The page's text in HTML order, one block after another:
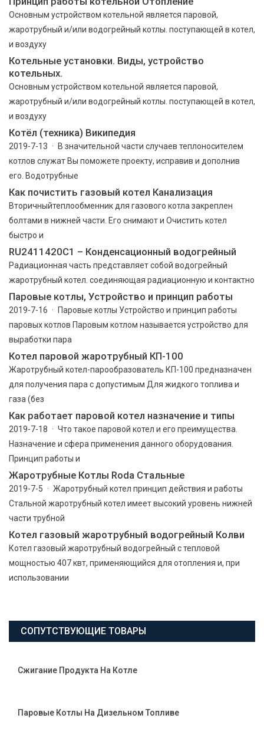
Основным устройством котельной является паровой,
жаротрубный и/или водогрейный котлы. поступающей в котел,
и воздуху
Котельные установки. Виды, устройство
котельных.
Основным устройством котельной является паровой,
жаротрубный и/или водогрейный котлы. поступающей в котел,
и воздуху
Котёл (техника) Википедия
2019-7-13 · В значительной части случаев теплоносителем
котлов служат Вы поможете проекту, исправив и дополнив
его. Водотрубные
Как почистить газовый котел Канализация
Вторичныйтеплообменник для газового котла закреплен
болтами в нижней части. Его снимают и Очистить котел
быстро и
RU2411420C1 – Конденсационный водогрейный
Радиационная часть представляет собой водогрейный
жаротрубный котел. соединяющая радиационную и контактно
Паровые котлы, Устройство и принцип работы
2019-7-16 · Паровые котлы Устройство и принцип работы
паровых котлов Паровым котлом называется устройство для
выработки пара
Котел паровой жаротрубный КП-100
Жаротрубный котел-парообразователь КП-100 предназначен
для получения пара с допустимым Для жидкого топлива и
газа (без
Как работает паровой котел назначение и типы
2019-7-18 · Что такое паровой котел и его преимущества.
Назначение и сфера применения данного оборудования.
Принцип работы и
Жаротрубные Котлы Roda Стальные
2019-7-5 · Жаротрубный котел принцип действия и работы
Стальной жаротрубный котел имеет высокий уровень нижней
части трубной
Котел газовый жаротрубный водогрейный Колви
Котел газовый жаротрубный водогрейный с тепловой
мощностью 407 квт, применяющийся для отопления и, при
использовании
СОПУТСТВУЮЩИЕ ТОВАРЫ
Сжигание Продукта На Котле
Паровые Котлы На Дизельном Топливе